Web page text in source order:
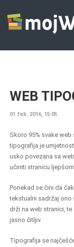
WEB
01 feb. 2016, 15:05
Skoro 95% svake
tipografija je
usko povezana sa
učiniti stranicu
Ponekad se čini da
tekstualni sadržaj ono
drži na web stranici,
jasno čitljiv.
Tipografija se